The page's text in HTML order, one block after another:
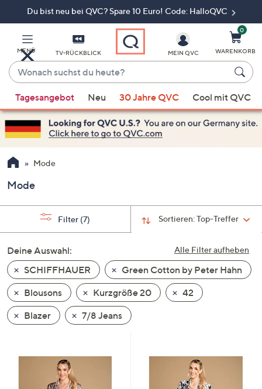
Du bist neu bei QVC? Spare 10 Euro! Code: HalloQVC
MENÜ TV-RÜCKBLICK
Wonach
suchst
du
heute?
Vorschläge
verfügbar
sind,
verwenden
Sie
Pfeiltasten
nach
und
nach
unten
oder
wischen
Sie
auf
nach
MEIN QVC
0
WARENKORB
Tagesangebot Neu 30 Jahre QVC Cool mit QVC
Mode
Mode
Sortieren:Top-Treffer
Filter (7)
Alle Filter aufheben
Deine Auswahl:
SCHIFFHAUER
Green Cotton by Peter Hahn
Blousons
Kurzgröße 20
42
Blazer
7/8 Jeans